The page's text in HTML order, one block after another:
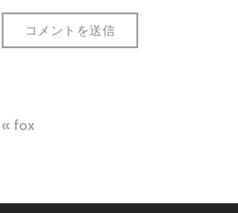
投
ナ
fox